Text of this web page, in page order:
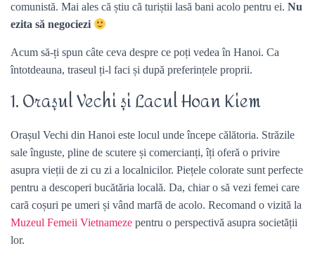
comunistă. Mai ales că știu că turiștii lasă bani acolo pentru ei. Nu
ezita să negociezi
Acum să-ți spun câte ceva despre ce poți vedea în Hanoi. Ca
întotdeauna, traseul ți-l faci și după preferințele proprii.
1. Orașul Vechi și Lacul Hoan Kiem
Orașul Vechi din Hanoi este locul unde începe călătoria. Străzile
sale înguste, pline de scutere și comercianți, îți oferă o privire
asupra vieții de zi cu zi a localnicilor. Piețele colorate sunt perfecte
pentru a descoperi bucătăria locală. Da, chiar o să vezi femei care
cară coșuri pe umeri și vând marfă de acolo. Recomand o vizită la
Muzeul Femeii Vietnameze pentru o perspectivă asupra societății
lor.